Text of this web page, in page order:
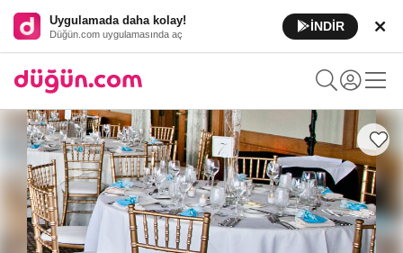
Uygulamada daha kolay!
Düğün.com uygulamasında aç
İNDİR